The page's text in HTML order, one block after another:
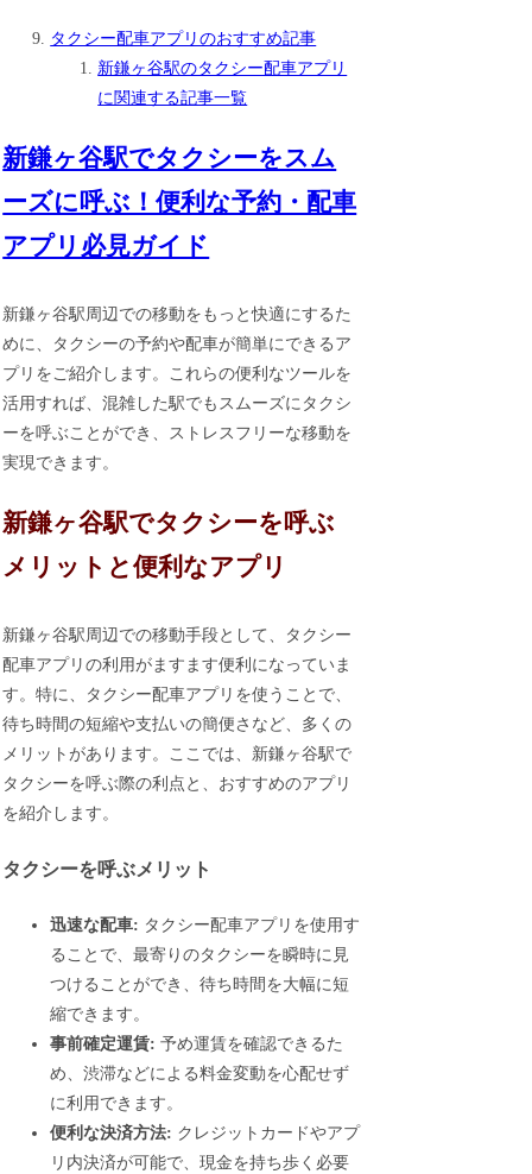
タクシー配車アプリのおすすめ記事
新鎌ヶ谷駅のタクシー配車アプリ
に関連する記事一覧
新鎌ヶ谷駅でタクシーをスム
ーズに呼ぶ！便利な予約・配車
アプリ必見ガイド
新鎌ヶ谷駅周辺での移動をもっと快適にするた
めに、タクシーの予約や配車が簡単にできるア
プリをご紹介します。これらの便利なツールを
活用すれば、混雑した駅でもスムーズにタクシ
ーを呼ぶことができ、ストレスフリーな移動を
実現できます。
新鎌ヶ谷駅でタクシーを呼ぶ
メリットと便利なアプリ
新鎌ヶ谷駅周辺での移動手段として、タクシー
配車アプリの利用がますます便利になっていま
す。特に、タクシー配車アプリを使うことで、
待ち時間の短縮や支払いの簡便さなど、多くの
メリットがあります。ここでは、新鎌ヶ谷駅で
タクシーを呼ぶ際の利点と、おすすめのアプリ
を紹介します。
タクシーを呼ぶメリット
迅速な配車: タクシー配車アプリを使用す
ることで、最寄りのタクシーを瞬時に見
つけることができ、待ち時間を大幅に短
縮できます。
事前確定運賃: 予め運賃を確認できるた
め、渋滞などによる料金変動を心配せず
に利用できます。
便利な決済方法: クレジットカードやアプ
リ内決済が可能で、現金を持ち歩く必要